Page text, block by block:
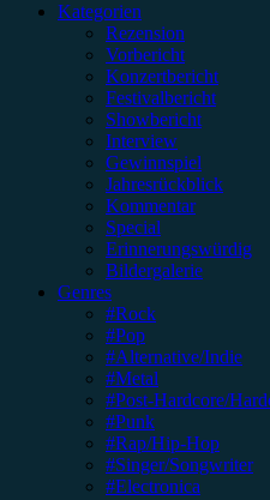
Kategorien
Rezension
Vorbericht
Konzertbericht
Festivalbericht
Showbericht
Interview
Gewinnspiel
Jahresrückblick
Kommentar
Special
Erinnerungswürdig
Bildergalerie
Genres
#Rock
#Pop
#Alternative/Indie
#Metal
#Post-Hardcore/
#Punk
#Rap/Hip-Hop
#Singer/Songwriter
#Electronica